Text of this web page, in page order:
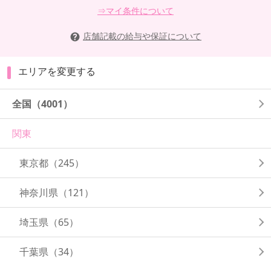
⇒マイ条件について
店舗記載の給与や保証について
エリアを変更する
全国 （4001）
関東
東京都 （245）
神奈川県 （121）
埼玉県 （65）
千葉県 （34）